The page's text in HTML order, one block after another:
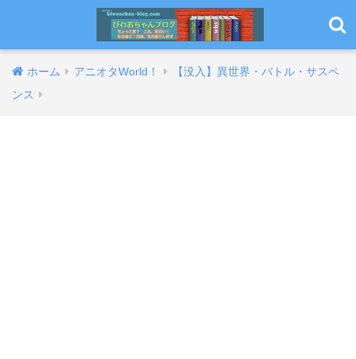
ホーム アニオタWorld！
【没入】異世界・バトル・サスペ
ンス